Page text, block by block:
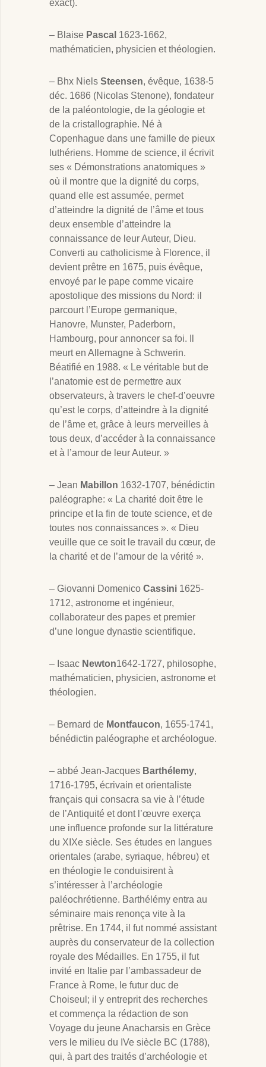
exact).
– Blaise Pascal 1623-1662,
mathématicien, physicien et théologien.
– Bhx Niels Steensen, évêque, 1638-5
déc. 1686 (Nicolas Stenone), fondateur
de la paléontologie, de la géologie et
de la cristallographie. Né à
Copenhague dans une famille de pieux
luthériens. Homme de science, il écrivit
ses « Démonstrations anatomiques »
où il montre que la dignité du corps,
quand elle est assumée, permet
d’atteindre la dignité de l’âme et tous
deux ensemble d’atteindre la
connaissance de leur Auteur, Dieu.
Converti au catholicisme à Florence, il
devient prêtre en 1675, puis évêque,
envoyé par le pape comme vicaire
apostolique des missions du Nord: il
parcourt l’Europe germanique,
Hanovre, Munster, Paderborn,
Hambourg, pour annoncer sa foi. Il
meurt en Allemagne à Schwerin.
Béatifié en 1988. « Le véritable but de
l’anatomie est de permettre aux
observateurs, à travers le chef-d’oeuvre
qu’est le corps, d’atteindre à la dignité
de l’âme et, grâce à leurs merveilles à
tous deux, d’accéder à la connaissance
et à l’amour de leur Auteur. »
– Jean Mabillon 1632-1707, bénédictin
paléographe: « La charité doit être le
principe et la fin de toute science, et de
toutes nos connaissances ». « Dieu
veuille que ce soit le travail du cœur, de
la charité et de l’amour de la vérité ».
– Giovanni Domenico Cassini 1625-
1712, astronome et ingénieur,
collaborateur des papes et premier
d’une longue dynastie scientifique.
– Isaac Newton1642-1727, philosophe,
mathématicien, physicien, astronome et
théologien.
– Bernard de Montfaucon, 1655-1741,
bénédictin paléographe et archéologue.
– abbé Jean-Jacques Barthélemy,
1716-1795, écrivain et orientaliste
français qui consacra sa vie à l’étude
de l’Antiquité et dont l’œuvre exerça
une influence profonde sur la littérature
du XIXe siècle. Ses études en langues
orientales (arabe, syriaque, hébreu) et
en théologie le conduisirent à
s’intéresser à l’archéologie
paléochrétienne. Barthélémy entra au
séminaire mais renonça vite à la
prêtrise. En 1744, il fut nommé assistant
auprès du conservateur de la collection
royale des Médailles. En 1755, il fut
invité en Italie par l’ambassadeur de
France à Rome, le futur duc de
Choiseul; il y entreprit des recherches
et commença la rédaction de son
Voyage du jeune Anacharsis en Grèce
vers le milieu du IVe siècle BC (1788),
qui, à part des traités d’archéologie et